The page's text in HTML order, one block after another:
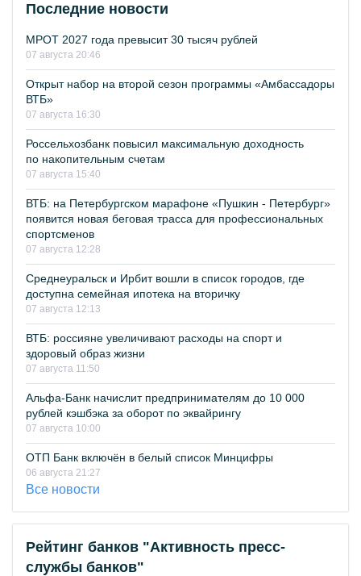
Последние новости
МРОТ 2027 года превысит 30 тысяч рублей
07 августа 20:46
Открыт набор на второй сезон программы «Амбассадоры
ВТБ»
07 августа 16:30
Россельхозбанк повысил максимальную доходность
по накопительным счетам
07 августа 15:40
ВТБ: на Петербургском марафоне «Пушкин - Петербург»
появится новая беговая трасса для профессиональных
спортсменов
07 августа 12:28
Среднеуральск и Ирбит вошли в список городов, где
доступна семейная ипотека на вторичку
07 августа 12:13
ВТБ: россияне увеличивают расходы на спорт и
здоровый образ жизни
07 августа 11:50
Альфа-Банк начислит предпринимателям до 10 000
рублей кэшбэка за оборот по эквайрингу
07 августа 10:00
ОТП Банк включён в белый список Минцифры
06 августа 21:27
Все новости
Рейтинг банков "Активность пресс-
службы банков"